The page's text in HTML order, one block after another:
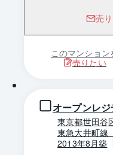
売
このマンション
売りたい
オープンレ
東京都世田谷
東急大井町線
2013年8月築